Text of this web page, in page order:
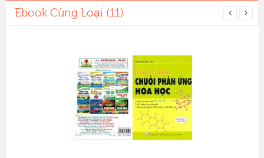
Ebook Cùng Loại (11)